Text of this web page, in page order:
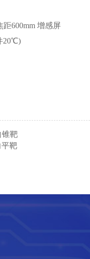
距600mm 增感屏
20℃)
锥靶
靶